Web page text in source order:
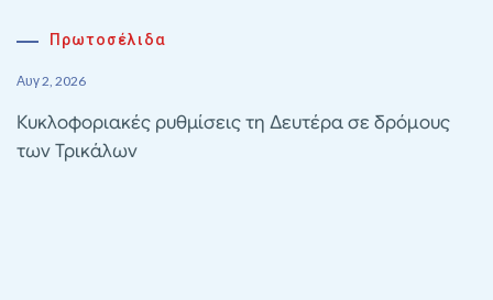
Πρωτοσέλιδα
Αυγ 2, 2026
Κυκλοφοριακές ρυθμίσεις τη Δευτέρα σε δρόμους
των Τρικάλων